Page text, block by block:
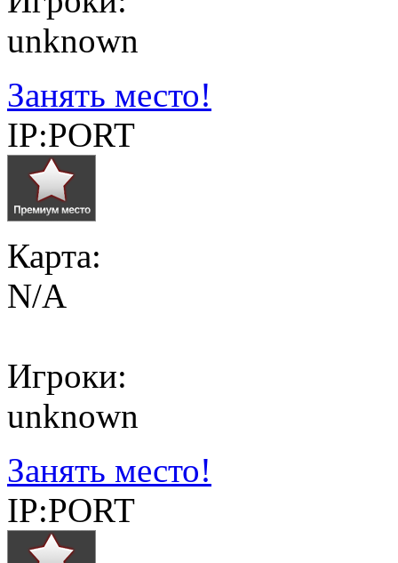
unknown
Занять место!
IP:PORT
Карта:
N/A
Игроки:
unknown
Занять место!
IP:PORT